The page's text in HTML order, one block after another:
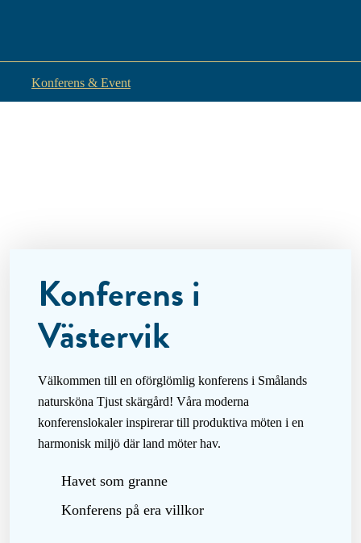
Konferens & Event
Konferens i
Västervik
Välkommen till en oförglömlig konferens i Smålands
natursköna Tjust skärgård! Våra moderna
konferenslokaler inspirerar till produktiva möten i en
harmonisk miljö där land möter hav.
Havet som granne
Konferens på era villkor